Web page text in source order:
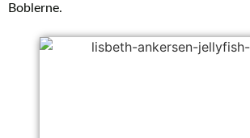
Boblerne.